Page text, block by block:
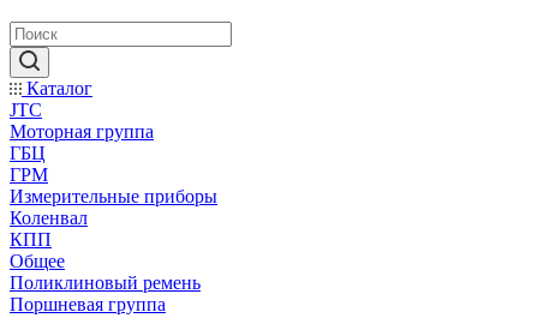
Каталог
JTC
Моторная группа
ГБЦ
ГРМ
Измерительные приборы
Коленвал
КПП
Общее
Поликлиновый ремень
Поршневая группа